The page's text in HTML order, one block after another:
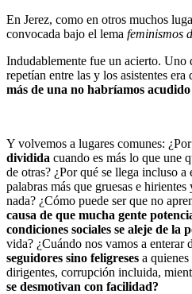
En Jerez, como en otros muchos
convocada bajo el lema feminismos
Indudablemente fue un acierto. Uno
repetían entre las y los asistentes era
más de una no habríamos acudido
Y volvemos a lugares comunes:
dividida cuando es más lo que une
de otras? ¿Por qué se llega incluso
palabras más que gruesas e
nada? ¿Cómo puede ser que no
causa de que mucha gente
condiciones sociales se aleje de la
vida? ¿Cuándo nos vamos a enterar
seguidores sino feligreses a
dirigentes, corrupción incluida,
se desmotivan con facilidad?